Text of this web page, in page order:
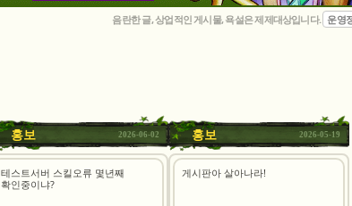
음란한 글, 상업적인 게시물, 욕설은 제제대상입니다. 운영
홍보
테스트서버 스킬오류 몇년째
확인중이냐?
2026-06-02 홍보
게시판아 살아나라!
2026-05-19